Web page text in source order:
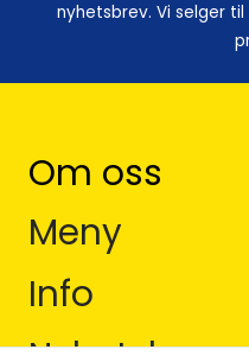
nyhetsbrev. Vi selger
Om oss
Avela as
Postboks 252
6067 Ulsteinvik
Org. nr. Org.Nr
Meny
Forsendelse og retur
Info
Forsendelse og retur